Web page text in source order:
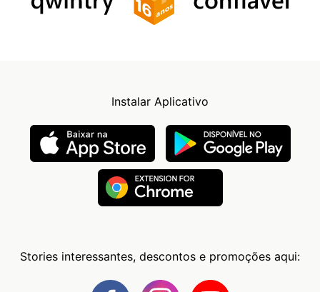
Instalar Aplicativo
Stories interessantes, descontos e promoções aqui: